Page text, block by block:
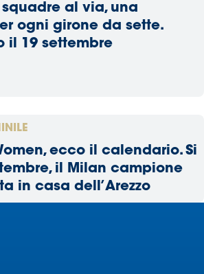
al via, una
ogni girone da sette.
il 19 settembre
ecco il calendario. Si
il Milan campione
in casa dell’Arezzo